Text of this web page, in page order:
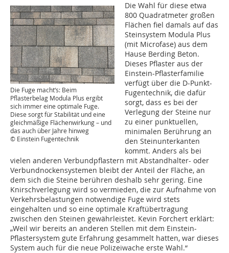
Die Fuge macht‘s: Beim
Pflasterbelag Modula Plus ergibt
sich immer eine optimale Fuge.
Diese sorgt für Stabilität und eine
gleichmäßige Flächenwirkung – und
das auch über Jahre hinweg
© Einstein Fugentechnik
Die Wahl für diese etwa
800 Quadratmeter großen
Flächen fiel damals auf das
Steinsystem Modula Plus
(mit Microfase) aus dem
Hause Berding Beton.
Dieses Pflaster aus der
Einstein-Pflasterfamilie
verfügt über die D-Punkt-
Fugentechnik, die dafür
sorgt, dass es bei der
Verlegung der Steine nur
zu einer punktuellen,
minimalen Berührung an
den Steinunterkanten
kommt. Anders als bei
vielen anderen Verbundpflastern mit Abstandhalter- oder
Verbundnockensystemen bleibt der Anteil der Fläche, an
dem sich die Steine berühren deshalb sehr gering. Eine
Knirschverlegung wird so vermieden, die zur Aufnahme von
Verkehrsbelastungen notwendige Fuge wird stets
eingehalten und so eine optimale Kraftübertragung
zwischen den Steinen gewährleistet. Kevin Forchert erklärt:
„Weil wir bereits an anderen Stellen mit dem Einstein-
Pflastersystem gute Erfahrung gesammelt hatten, war dieses
System auch für die neue Polizeiwache erste Wahl.“